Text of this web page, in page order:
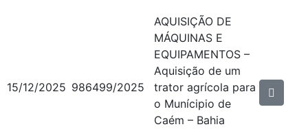
15/12/2025 986499/2025
AQUISIÇÃO DE
MÁQUINAS E
EQUIPAMENTOS –
Aquisição de um
trator agrícola para
o Munícipio de
Caém – Bahia